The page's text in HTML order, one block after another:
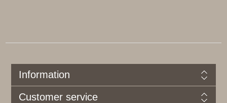
Information
Customer service